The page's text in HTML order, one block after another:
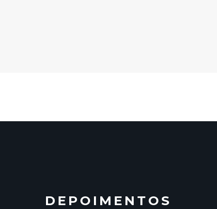
DEPOIMENTOS